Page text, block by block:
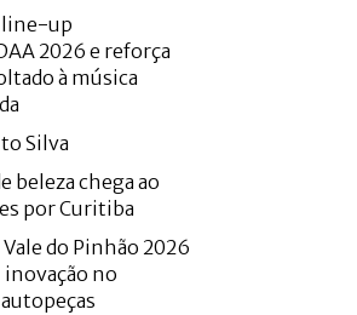
line-up
2026 e reforça
à música
Silva
beleza chega ao
por Curitiba
do Pinhão 2026
no